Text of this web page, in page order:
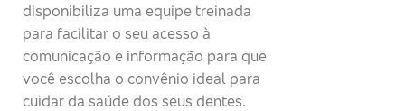
disponibiliza uma equipe treinada
para facilitar o seu acesso à
comunicação e informação para que
você escolha o convênio ideal para
cuidar da saúde dos seus dentes.